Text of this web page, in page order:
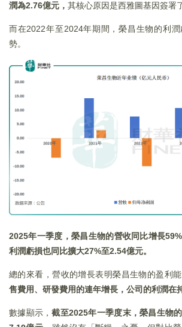
潤為2.76億元， 其核心原因是西雅圖基因簽署
而在2022年至2024年期間，榮昌生物的利
勢。
2025年一季度，榮昌生物的營收同比增長
利潤虧損也同比擴大27%至2.54億元。
總的來看，營收的增長表明榮昌生物的盈利
售費用、研發費用的連年增長，公司的利潤在
數據顯示，截至2025年一季度末，榮昌生物